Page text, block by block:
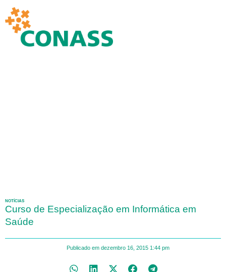
NOTÍCIAS
Curso de Especialização em Informática em
Saúde
Publicado em dezembro 16, 2015 1:44 pm